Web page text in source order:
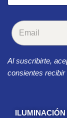
C
o
e
o
Al suscribirte,
consientes